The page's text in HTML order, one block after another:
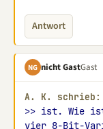
Antwort
NG nicht GastGast
A. K. schrieb:
>> ist. Wie ist
vier 8-Bit-